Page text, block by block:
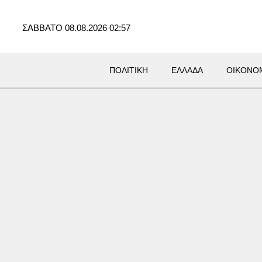
ΣΑΒΒΑΤΟ 08.08.2026 02:57
ΠΟΛΙΤΙΚΗ ΕΛΛΑΔΑ